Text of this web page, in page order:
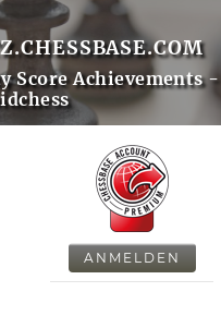
Score Achievements -
ANMELDEN